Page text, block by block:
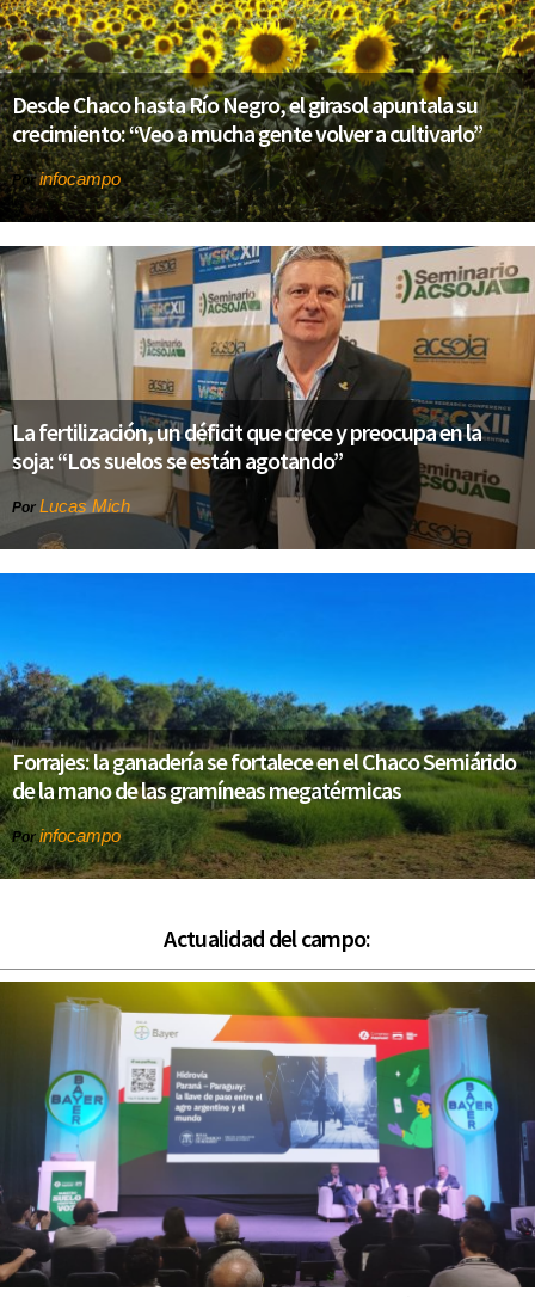
Desde Chaco hasta Río Negro, el girasol apuntala su
crecimiento: “Veo a mucha gente volver a cultivarlo”
Porinfocampo
La fertilización, un déficit que crece y preocupa en la
soja: “Los suelos se están agotando”
Por Lucas Mich
Forrajes: la ganadería se fortalece en el Chaco Semiárido
de la mano de las gramíneas megatérmicas
Porinfocampo
Actualidad del campo: